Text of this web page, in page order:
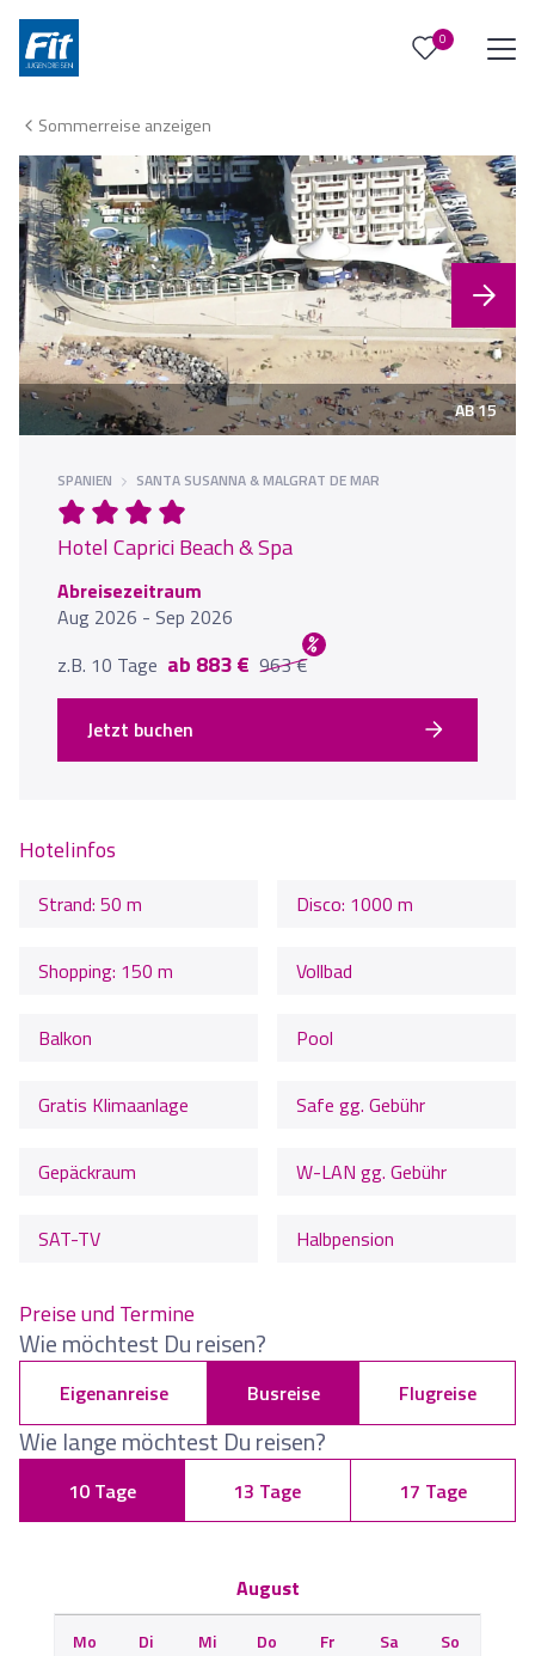
0
Keine Reisen auf der Merkliste
Sommerreise anzeigen
AB 15
SPANIEN SANTA SUSANNA & MALGRAT DE MAR
Hotel Caprici Beach & Spa
Abreisezeitraum
Aug 2026 - Sep 2026
z.B. 10 Tage ab 883 € 963 €
%
Jetzt buchen
Hotelinfos
Strand: 50 m Disco: 1000 m
Shopping: 150 m Vollbad
Balkon Pool
Gratis Klimaanlage Safe gg. Gebühr
Gepäckraum W-LAN gg. Gebühr
SAT-TV Halbpension
Preise und Termine
Wie möchtest Du reisen?
Eigenanreise Busreise Flugreise
Wie lange möchtest Du reisen?
10 Tage 13 Tage 17 Tage
August
Mo Di Mi Do Fr Sa So